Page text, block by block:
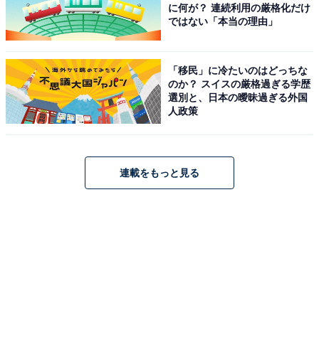
に何が？ 連続利用の厳格化だけ
ではない「本当の理由」
「移民」に冷たいのはどっちな
のか？ スイスの厳格過ぎる学歴
選別と、日本の曖昧過ぎる外国
人政策
連載をもっと見る